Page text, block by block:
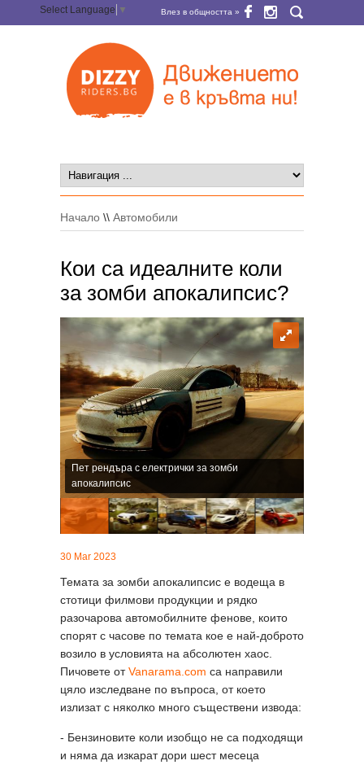
Select Language ▼ Влез в общността »
Начало \\ Автомобили
Кои са идеалните коли
за зомби апокалипсис?
Пет рендъра с електрички за зомби
апокалипсис
30 Mar 2023
Темата за зомби апокалипсис е водеща в
стотици филмови продукции и рядко
разочарова автомобилните фенове, които
спорят с часове по темата кое е най-доброто
возило в условията на абсолютен хаос.
Пичовете отVanarama.com са направили
цяло изследване по въпроса, от което
излизат с няколко много съществени извода:
- Бензиновите коли изобщо не са подходящи
и няма да изкарат дори шест месеца